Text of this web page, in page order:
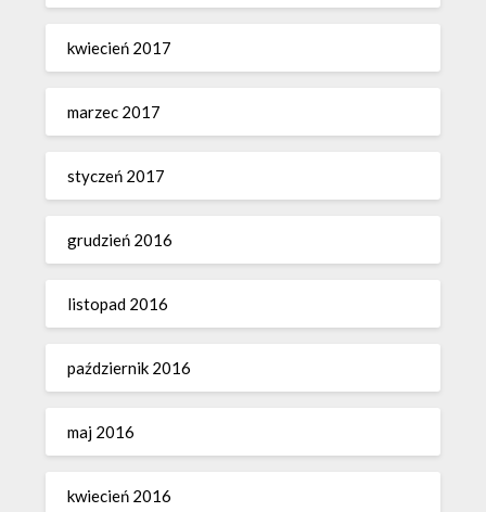
kwiecień 2017
marzec 2017
styczeń 2017
grudzień 2016
listopad 2016
październik 2016
maj 2016
kwiecień 2016